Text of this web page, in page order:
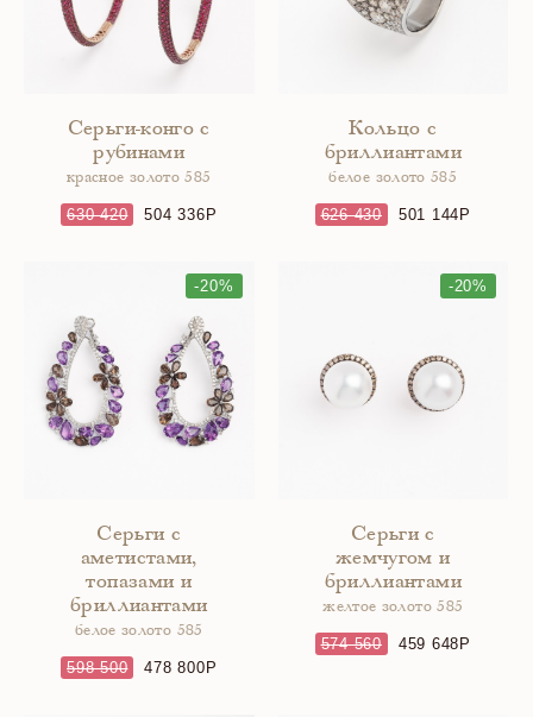
Серьги-конго с
рубинами
красное золото 585
630 420 504 336
Кольцо с
бриллиантами
белое золото 585
626 430 501 144
-20%
Серьги с
аметистами,
топазами и
бриллиантами
белое золото 585
598 500 478 800
-20%
Серьги с
жемчугом и
бриллиантами
желтое золото 585
574 560 459 648